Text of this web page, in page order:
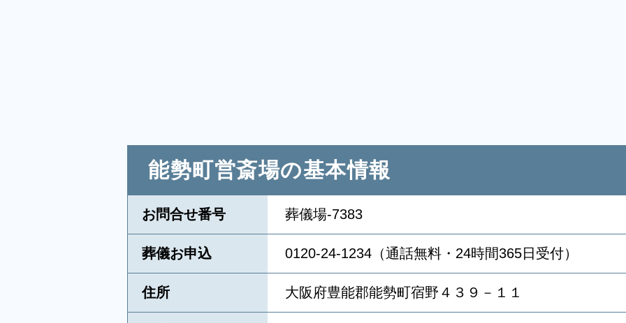
能勢町営斎場の基本情報
お問合せ番号 葬儀場-7383
葬儀お申込 0120-24-1234（通話無料・24時間365日受付）
住所 大阪府豊能郡能勢町宿野４３９－１１